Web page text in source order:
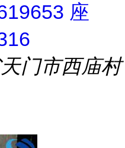
座
门市西庙村